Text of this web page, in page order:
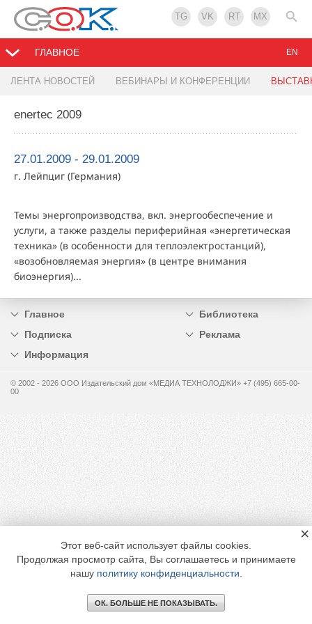
TG VK RT MX
ГЛАВНОЕ
ЛЕНТА НОВОСТЕЙ ВЕБИНАРЫ И КОНФЕРЕНЦИИ
EN
enertec 2009
27.01.2009 - 29.01.2009
г. Лейпциг (Германия)
Темы энергопроизводства, вкл. энергообеспечение и
услуги, а также разделы периферийная «энергетическая
техника» (в особенности для теплоэлектростанций),
«возобновляемая энергия» (в центре внимания
биоэнергия)...
Главное
Библиотека
Подписка
Реклама
Информация
© 2002 - 2026 OOO Издательский дом «МЕДИА ТЕХНОЛОДЖИ» +7 (495) 665-00-
00
Этот веб-сайт использует файлы cookies.
Продолжая просмотр сайта, Вы соглашаетесь и принимаете
нашу политику конфиденциальности
ОК. БОЛЬШЕ НЕ ПОКАЗЫВАТЬ.
×